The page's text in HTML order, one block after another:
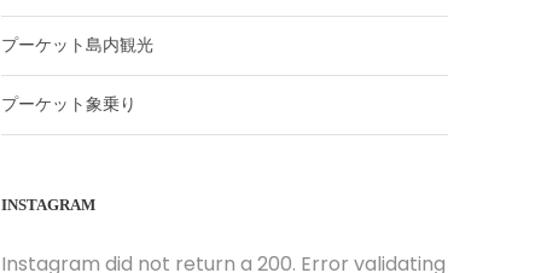
プーケット島内観光
プーケット象乗り
INSTAGRAM
Instagram did not return a 200. Error validating